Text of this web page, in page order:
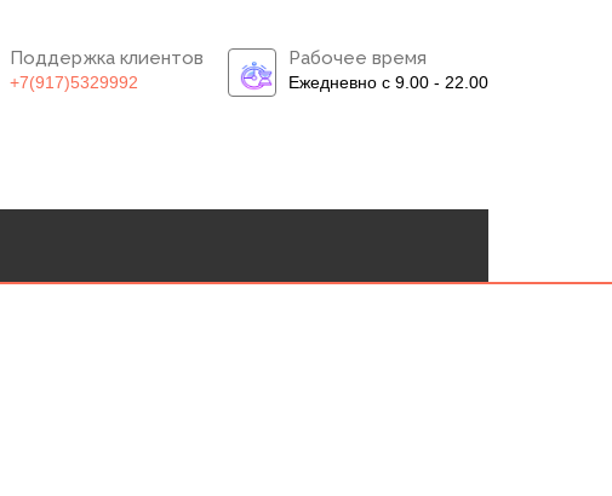
Поддержка клиентов
+7(917)5329992
Рабочее время
Ежедневно с 9.00 - 22.00